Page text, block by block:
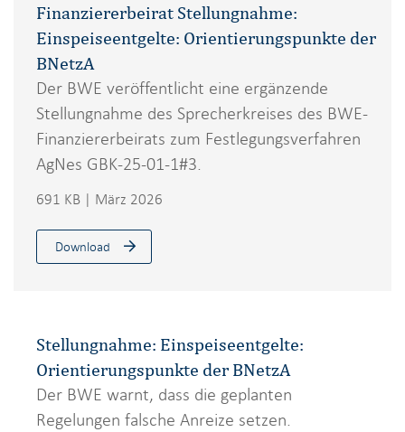
Finanziererbeirat Stellungnahme:
Einspeiseentgelte: Orientierungspunkte der
BNetzA
Der BWE veröffentlicht eine ergänzende
Stellungnahme des Sprecherkreises des BWE-
Finanziererbeirats zum Festlegungsverfahren
AgNes GBK-25-01-1#3.
691 KB | März 2026
Download
Stellungnahme: Einspeiseentgelte:
Orientierungspunkte der BNetzA
Der BWE warnt, dass die geplanten
Regelungen falsche Anreize setzen.